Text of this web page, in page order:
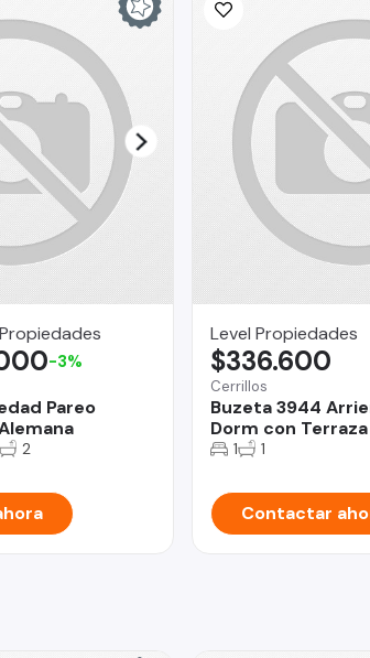
Pareo
-3%
2
Level Propiedades
Cerrillos
Buzeta 3944
Dorm con
$336.600
1 1
Contactar